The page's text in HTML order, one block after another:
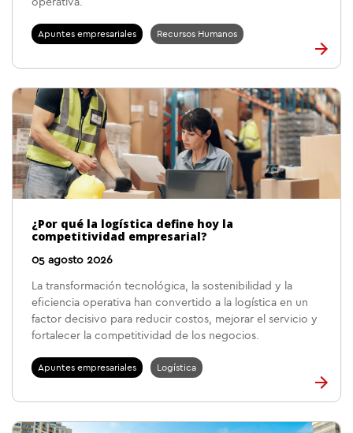
Apuntes empresariales Recursos Humanos
¿Por qué la logística define hoy la
competitividad empresarial?
05 agosto 2026
La transformación tecnológica, la sostenibilidad y la
eficiencia operativa han convertido a la logística en un
factor decisivo para reducir costos, mejorar el servicio y
fortalecer la competitividad de los negocios.
Apuntes empresariales Logística